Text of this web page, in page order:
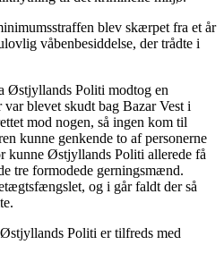
blev skærpet fra et år
våbenbesiddelse, der trådte i
Østjyllands Politi modtog en
blevet skudt bag Bazar Vest i
mod nogen, så ingen kom til
kunne genkende to af personerne
kunne Østjyllands Politi allerede få
tre formodede gerningsmænd.
og i går faldt der så
Politi er tilfreds med